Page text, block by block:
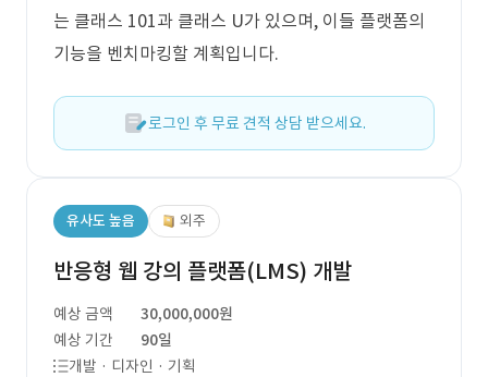
는 클래스 101과 클래스 U가 있으며, 이들 플랫폼의
기능을 벤치마킹할 계획입니다.
로그인 후 무료 견적 상담 받으세요.
유사도 높음 외주
반응형 웹 강의 플랫폼(LMS) 개발
예상 금액
30,000,000원
예상 기간
90일
개발 · 디자인 · 기획